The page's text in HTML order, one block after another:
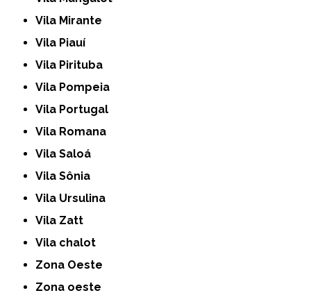
Vila Mirante
Vila Piauí
Vila Pirituba
Vila Pompeia
Vila Portugal
Vila Romana
Vila Saloá
Vila Sônia
Vila Ursulina
Vila Zatt
Vila chalot
Zona Oeste
Zona oeste